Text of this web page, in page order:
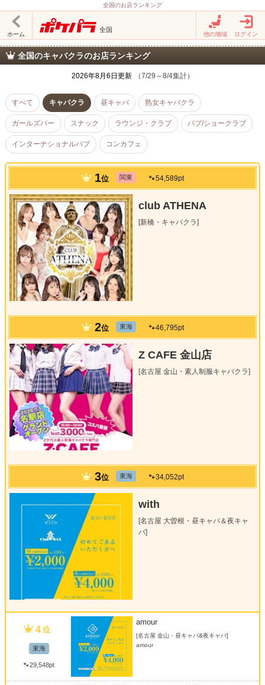
全国のお店ランキング
ホーム
全国
他の地域 ログイン
全国のキャバクラのお店ランキング
2026年8月6日更新 （7/29～8/4集計）
すべて キャバクラ 昼キャバ 熟女キャバクラ
ガールズバー スナック ラウンジ・クラブ パブ/ショークラブ
インターナショナルパブ コンカフェ
1位 関東 🐾54,589pt
club ATHENA
[新橋・キャバクラ]
2位 東海 🐾46,795pt
Z CAFE 金山店
[名古屋 金山・素人制服キャバクラ]
3位 東海 🐾34,052pt
with
[名古屋 大曽根・昼キャバ＆夜キャ
バ]
4 位
東海
🐾29,548pt
amour
[名古屋 金山・昼キャバ&夜キャバ]
amour